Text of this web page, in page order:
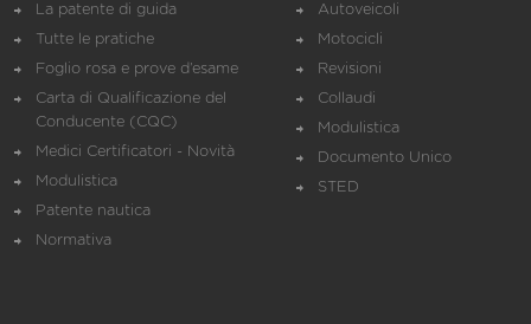
La patente di guida
Tutte le pratiche
Foglio rosa e prove d’esame
Carta di Qualificazione del
Conducente (CQC)
Medici Certificatori - Novità
Modulistica
Patente nautica
Normativa
Autoveicoli
Motocicli
Revisioni
Collaudi
Modulistica
Documento Unico
STED